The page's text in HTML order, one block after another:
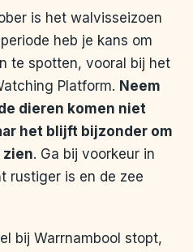
is het walvisseizoen
heb je kans om
te spotten, vooral bij het
Platform. Neem
dieren komen niet
het blijft bijzonder om
zien. Ga bij voorkeur in
rustiger is en de zee
bij Warrnambool stopt,